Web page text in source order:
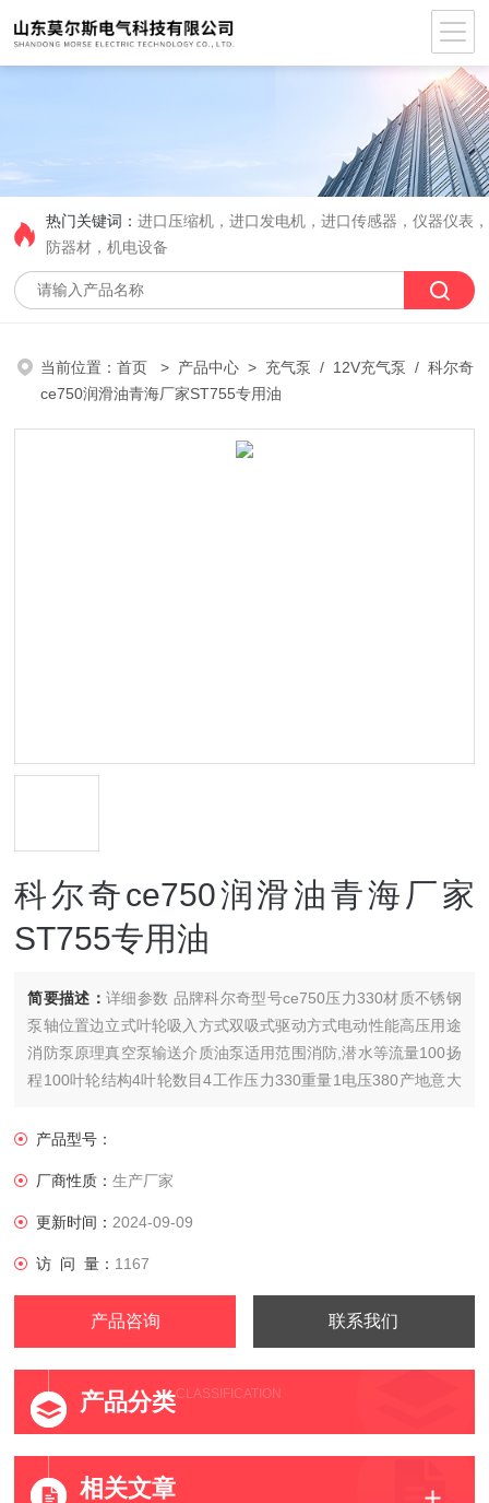
热门关键词：进口压缩机，进口发电机，进口传感器，仪器仪表
防器材，机电设备
当前位置：首页 > 产品中心 > 充气泵 / 12V充气泵 / 科尔奇
ce750润滑油青海厂家ST755专用油
科尔奇ce750润滑油青海厂家
ST755专用油
简要描述：详细参数 品牌科尔奇型号ce750压力330材质不锈钢
泵轴位置边立式叶轮吸入方式双吸式驱动方式电动性能高压用途
消防泵原理真空泵输送介质油泵适用范围消防,潜水等流量100扬
程100叶轮结构4叶轮数目4工作压力330重量1电压380产地意大
产品型号：
厂商性质：生产厂家
更新时间： 2024-09-09
访 问 量： 1167
产品咨询 联系我们
产品分类CLASSIFICATION
相关文章